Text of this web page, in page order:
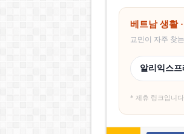
베트남 생활
교민이 자주 찾
알리익스프
* 제휴 링크입니